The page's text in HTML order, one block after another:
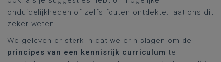
onduidelijkheden of zelfs fouten ontdekte: laat ons dit
zeker weten.
We geloven er sterk in dat we erin slagen om de
principes van een kennisrijk curriculum te